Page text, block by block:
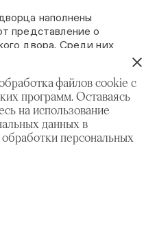
файлов cookie с
программ. Оставаясь
на использование
данных в
персональных
наполнены
представление о
двора. Среди них
предметы обстановки
XVII–XVIII веков
Государственного
числе иностранных. В
мебель, роскошные
ковры и европейские
и иконы в золоченых